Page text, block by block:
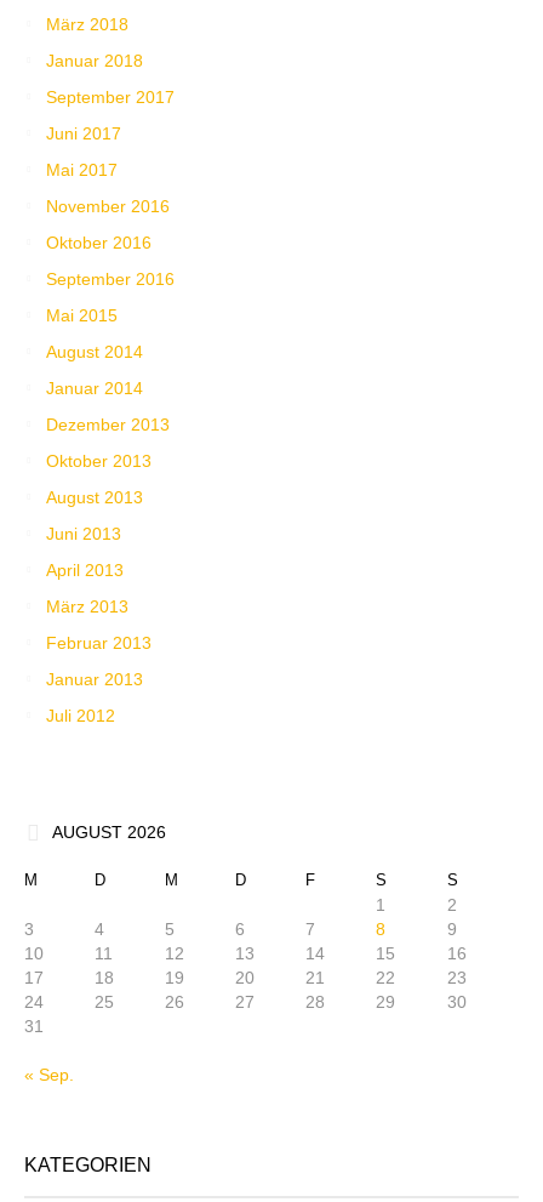
März 2018
Januar 2018
September 2017
Juni 2017
Mai 2017
November 2016
Oktober 2016
September 2016
Mai 2015
August 2014
Januar 2014
Dezember 2013
Oktober 2013
August 2013
Juni 2013
April 2013
März 2013
Februar 2013
Januar 2013
Juli 2012
AUGUST 2026
M D M D F S S
1
2
3
4 5 6 7 8
9
10
11 12 13 14 15
16
17
18 19 20 21 22
23
24
25 26 27 28 29
30
31
« Sep.
KATEGORIEN